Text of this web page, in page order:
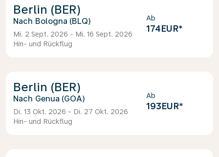
Berlin (BER)
Bologna (BLQ)
Mi. 2 Sept. 2026 - Mi. 16 Sept. 2026
Hin- und Rückflug
Ab
174EUR*
Berlin (BER)
Genua (GOA)
Di. 13 Okt. 2026 - Di. 27 Okt. 2026
Hin- und Rückflug
Ab
193EUR*